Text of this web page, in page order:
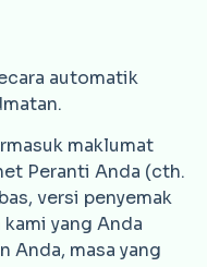
automatik
maklumat
Peranti Anda (cth.
versi penyemak
yang Anda
Anda, masa yang